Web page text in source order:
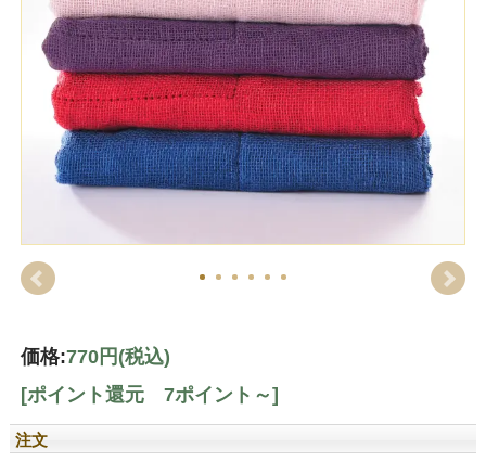
価格:770円 (税込)
[ポイント還元 7ポイント～]
注文